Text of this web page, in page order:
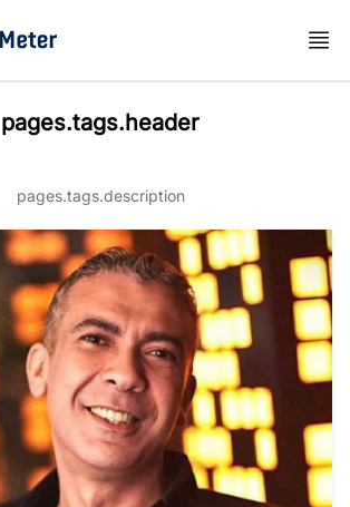
pages.tags.header
pages.tags.description